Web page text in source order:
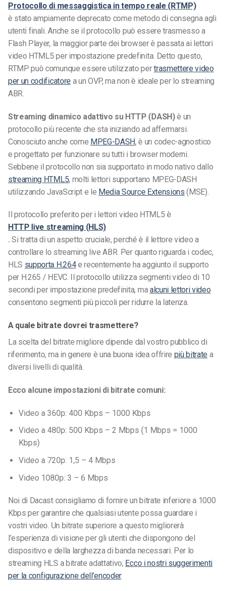
Protocollo di messaggistica in tempo reale (RTMP)
è stato ampiamente deprecato come metodo di consegna agli
utenti finali. Anche se il protocollo può essere trasmesso a
Flash Player, la maggior parte dei browser è passata ai lettori
video HTML5 per impostazione predefinita. Detto questo,
RTMP può comunque essere utilizzato pertrasmettere video
per un codificatore a un OVP, ma non è ideale per lo streaming
ABR.
Streaming dinamico adattivo su HTTP (DASH)è un
protocollo più recente che sta iniziando ad affermarsi.
Conosciuto anche come MPEG-DASH, è un codec-agnostico
e progettato per funzionare su tutti i browser moderni.
Sebbene il protocollo non sia supportato in modo nativo dallo
streaming HTML5, molti lettori supportano MPEG-DASH
utilizzando JavaScript e le Media Source Extensions (MSE).
Il protocollo preferito per i lettori video HTML5 è
HTTP live streaming (HLS)
.Si tratta di un aspetto cruciale, perché è il lettore video a
controllare lo streaming live ABR. Per quanto riguarda i codec,
HLS supporta H.264e recentemente ha aggiunto il supporto
per H.265 / HEVC. Il protocollo utilizza segmenti video di 10
secondi per impostazione predefinita, maalcuni lettori video
consentono segmenti più piccoli per ridurre la latenza.
A quale bitrate dovrei trasmettere?
La scelta del bitrate migliore dipende dal vostro pubblico di
riferimento, ma in genere è una buona idea offrire più bitrate a
diversi livelli di qualità.
Ecco alcune impostazioni di bitrate comuni:
Video a 360p: 400 Kbps – 1000 Kbps
Video a 480p: 500 Kbps – 2 Mbps (1 Mbps = 1000
Kbps)
Video a 720p: 1,5 – 4 Mbps
Video 1080p: 3 – 6 Mbps
Noi di Dacast consigliamo di fornire un bitrate inferiore a 1000
Kbps per garantire che qualsiasi utente possa guardare i
vostri video. Un bitrate superiore a questo migliorerà
l’esperienza di visione per gli utenti che dispongono del
dispositivo e della larghezza di banda necessari. Per lo
streaming HLS a bitrate adattativo, Ecco i nostri suggerimenti
per la configurazione dell’encoder.